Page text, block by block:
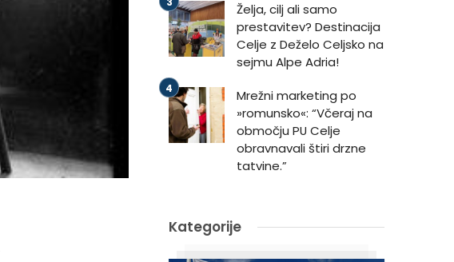
Želja, cilj ali samo
prestavitev? Destinacija
Celje z Deželo Celjsko na
sejmu Alpe Adria!
Mrežni marketing po
»romunsko«: “Včeraj na
območju PU Celje
obravnavali štiri drzne
tatvine.”
Kategorije